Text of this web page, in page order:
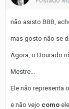
não asisto BBB,
mas gosto não se
Agora, o Dourado
Mestre...
Ele não representa
e não vejo como